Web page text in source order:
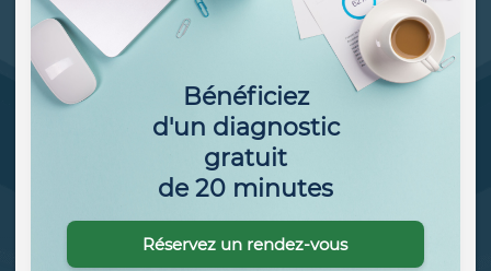
Bénéficiez
d'un diagnostic
gratuit
de 20 minutes
Réservez un rendez-vous